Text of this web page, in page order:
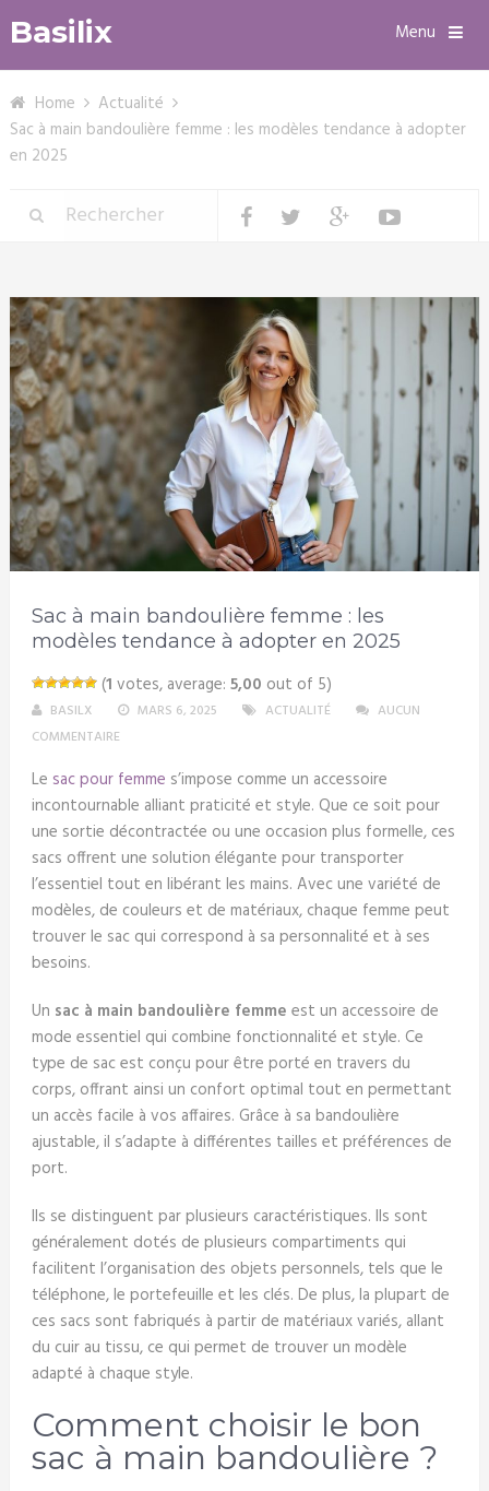
Basilix Menu
Home
Actualité
Sac à main bandoulière femme : les modèles tendance à adopter
en 2025
Sac à main bandoulière femme : les
modèles tendance à adopter en 2025
(1 votes, average: 5,00 out of 5)
BASILX MARS 6, 2025 ACTUALITÉ
AUCUN
COMMENTAIRE
Le sac pour femme s’impose comme un accessoire
incontournable alliant praticité et style. Que ce soit pour
une sortie décontractée ou une occasion plus formelle, ces
sacs offrent une solution élégante pour transporter
l’essentiel tout en libérant les mains. Avec une variété de
modèles, de couleurs et de matériaux, chaque femme peut
trouver le sac qui correspond à sa personnalité et à ses
besoins.
Un sac à main bandoulière femme est un accessoire de
mode essentiel qui combine fonctionnalité et style. Ce
type de sac est conçu pour être porté en travers du
corps, offrant ainsi un confort optimal tout en permettant
un accès facile à vos affaires. Grâce à sa bandoulière
ajustable, il s’adapte à différentes tailles et préférences de
port.
Ils se distinguent par plusieurs caractéristiques. Ils sont
généralement dotés de plusieurs compartiments qui
facilitent l’organisation des objets personnels, tels que le
téléphone, le portefeuille et les clés. De plus, la plupart de
ces sacs sont fabriqués à partir de matériaux variés, allant
du cuir au tissu, ce qui permet de trouver un modèle
adapté à chaque style.
Comment choisir le bon
sac à main bandoulière ?